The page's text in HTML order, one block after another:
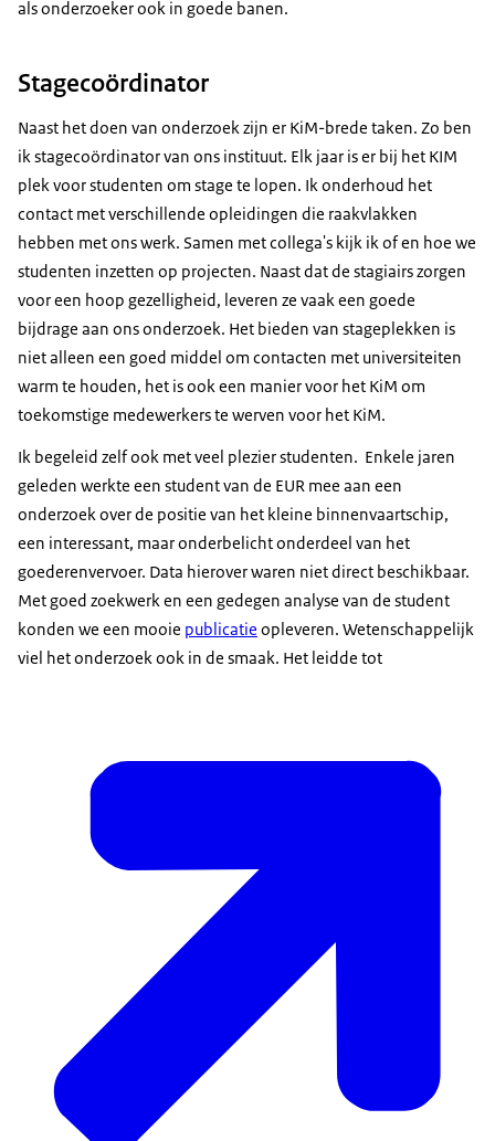
als onderzoeker ook in goede banen.
Stagecoördinator
Naast het doen van onderzoek zijn er KiM-brede taken. Zo ben
ik stagecoördinator van ons instituut. Elk jaar is er bij het KIM
plek voor studenten om stage te lopen. Ik onderhoud het
contact met verschillende opleidingen die raakvlakken
hebben met ons werk. Samen met collega's kijk ik of en hoe we
studenten inzetten op projecten. Naast dat de stagiairs zorgen
voor een hoop gezelligheid, leveren ze vaak een goede
bijdrage aan ons onderzoek. Het bieden van stageplekken is
niet alleen een goed middel om contacten met universiteiten
warm te houden, het is ook een manier voor het KiM om
toekomstige medewerkers te werven voor het KiM.
Ik begeleid zelf ook met veel plezier studenten. Enkele jaren
geleden werkte een student van de EUR mee aan een
onderzoek over de positie van het kleine binnenvaartschip,
een interessant, maar onderbelicht onderdeel van het
goederenvervoer. Data hierover waren niet direct beschikbaar.
Met goed zoekwerk en een gedegen analyse van de student
konden we een mooie publicatie opleveren. Wetenschappelijk
viel het onderzoek ook in de smaak. Het leidde tot